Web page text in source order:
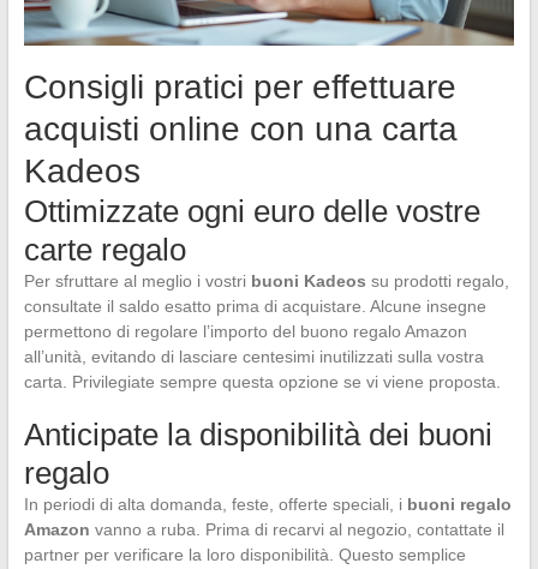
Consigli pratici per effettuare
acquisti online con una carta
Kadeos
Ottimizzate ogni euro delle vostre
carte regalo
Per sfruttare al meglio i vostri buoni Kadeos su prodotti regalo,
consultate il saldo esatto prima di acquistare. Alcune insegne
permettono di regolare l’importo del buono regalo Amazon
all’unità, evitando di lasciare centesimi inutilizzati sulla vostra
carta. Privilegiate sempre questa opzione se vi viene proposta.
Anticipate la disponibilità dei buoni
regalo
In periodi di alta domanda, feste, offerte speciali, i buoni regalo
Amazon vanno a ruba. Prima di recarvi al negozio, contattate il
partner per verificare la loro disponibilità. Questo semplice